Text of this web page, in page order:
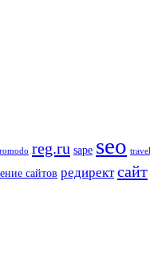
reg.ru sape seo travel
сайтов редирект сайт